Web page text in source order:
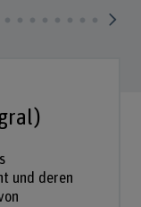
und deren